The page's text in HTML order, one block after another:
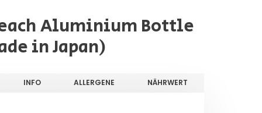
Aluminium Bottle
in Japan)
INFO ALLERGENE NÄHRWERT